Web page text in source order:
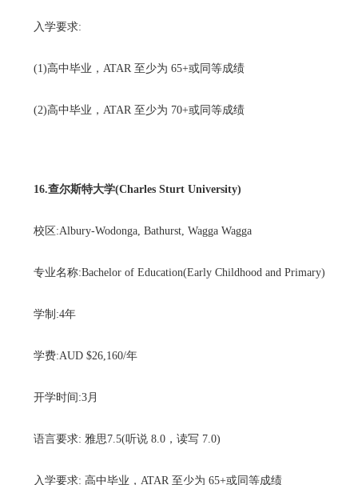
入学要求:
(1)高中毕业，ATAR 至少为 65+或同等成绩
(2)高中毕业，ATAR 至少为 70+或同等成绩
16.查尔斯特大学(Charles Sturt University)
校区:Albury-Wodonga, Bathurst, Wagga Wagga
专业名称:Bachelor of Education(Early Childhood and Primary)
学制:4年
学费:AUD $26,160/年
开学时间:3月
语言要求: 雅思7.5(听说 8.0，读写 7.0)
入学要求: 高中毕业，ATAR 至少为 65+或同等成绩